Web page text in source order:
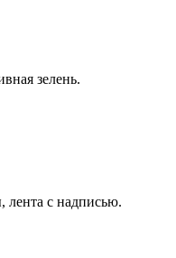
зелень.
лента с надписью.